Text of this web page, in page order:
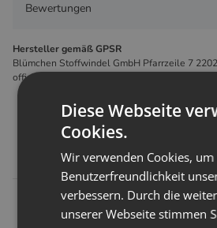
Bewertungen
Hersteller gemäß GPSR
Blümchen Stoffwindel GmbH Pfarrzeile 7
office@stoffwindelcompany.at
passende
Diese Webseite
Cookies.
Wir verwenden Cookies,
Benutzerfreundlichkeit
verbessern. Durch die
unserer Webseite stimmen